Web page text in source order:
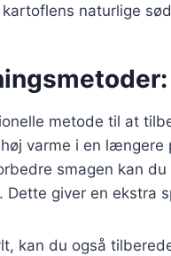
naturlige
metode til at
varme i en længere
smagen kan
Dette giver en ekstra
kan du også